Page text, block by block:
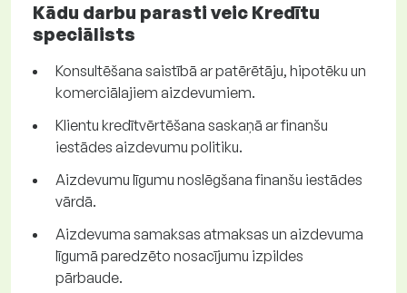
Kādu darbu parasti veic Kredītu
speciālists
Konsultēšana saistībā ar patērētāju, hipotēku un
komerciālajiem aizdevumiem.
Klientu kredītvērtēšana saskaņā ar finanšu
iestādes aizdevumu politiku.
Aizdevumu līgumu noslēgšana finanšu iestādes
vārdā.
Aizdevuma samaksas atmaksas un aizdevuma
līgumā paredzēto nosacījumu izpildes
pārbaude.